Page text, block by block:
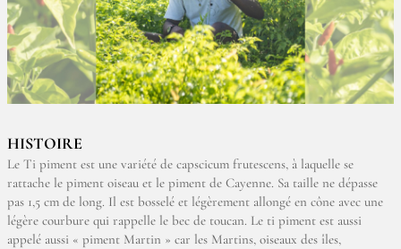
HISTOIRE
Le Ti piment est une variété de capscicum frutescens, à laquelle se
rattache le piment oiseau et le piment de Cayenne. Sa taille ne dépasse
pas 1,5 cm de long. Il est bosselé et légèrement allongé en cône avec une
légère courbure qui rappelle le bec de toucan. Le ti piment est aussi
appelé aussi « piment Martin » car les Martins, oiseaux des îles,